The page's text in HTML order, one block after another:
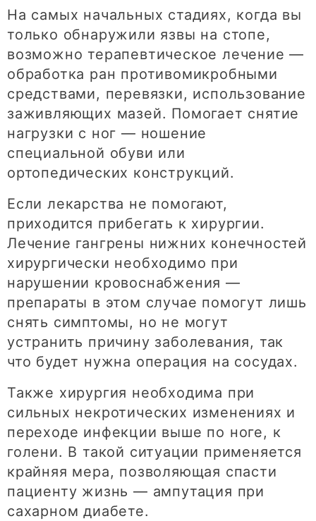
На самых начальных стадиях, когда вы
только обнаружили язвы на стопе,
возможно терапевтическое лечение —
обработка ран противомикробными
средствами, перевязки, использование
заживляющих мазей. Помогает снятие
нагрузки с ног — ношение
специальной обуви или
ортопедических конструкций.
Если лекарства не помогают,
приходится прибегать к хирургии.
Лечение гангрены нижних конечностей
хирургически необходимо при
нарушении кровоснабжения —
препараты в этом случае помогут лишь
снять симптомы, но не могут
устранить причину заболевания, так
что будет нужна операция на сосудах.
Также хирургия необходима при
сильных некротических изменениях и
переходе инфекции выше по ноге, к
голени. В такой ситуации применяется
крайняя мера, позволяющая спасти
пациенту жизнь — ампутация при
сахарном диабете.